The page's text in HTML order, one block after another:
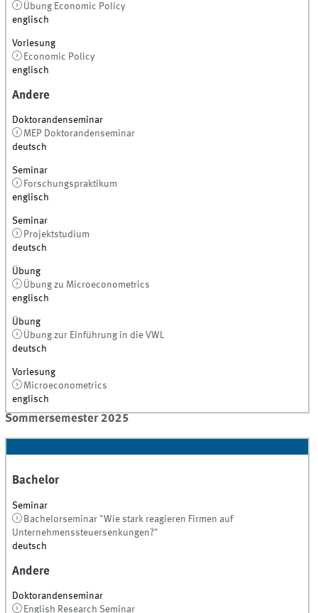
Übung Economic Policy
englisch
Vorlesung
Economic Policy
englisch
Andere
Doktorandenseminar
MEP Doktorandenseminar
deutsch
Seminar
Forschungspraktikum
englisch
Seminar
Projektstudium
deutsch
Übung
Übung zu Microeconometrics
englisch
Übung
Übung zur Einführung in die VWL
deutsch
Vorlesung
Microeconometrics
englisch
Sommersemester 2025
Bachelor
Seminar
Bachelorseminar "Wie stark reagieren Firmen auf
Unternehmenssteuersenkungen?"
deutsch
Andere
Doktorandenseminar
English Research Seminar